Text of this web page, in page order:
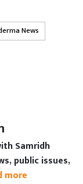
News
Samridh
public issues,
more